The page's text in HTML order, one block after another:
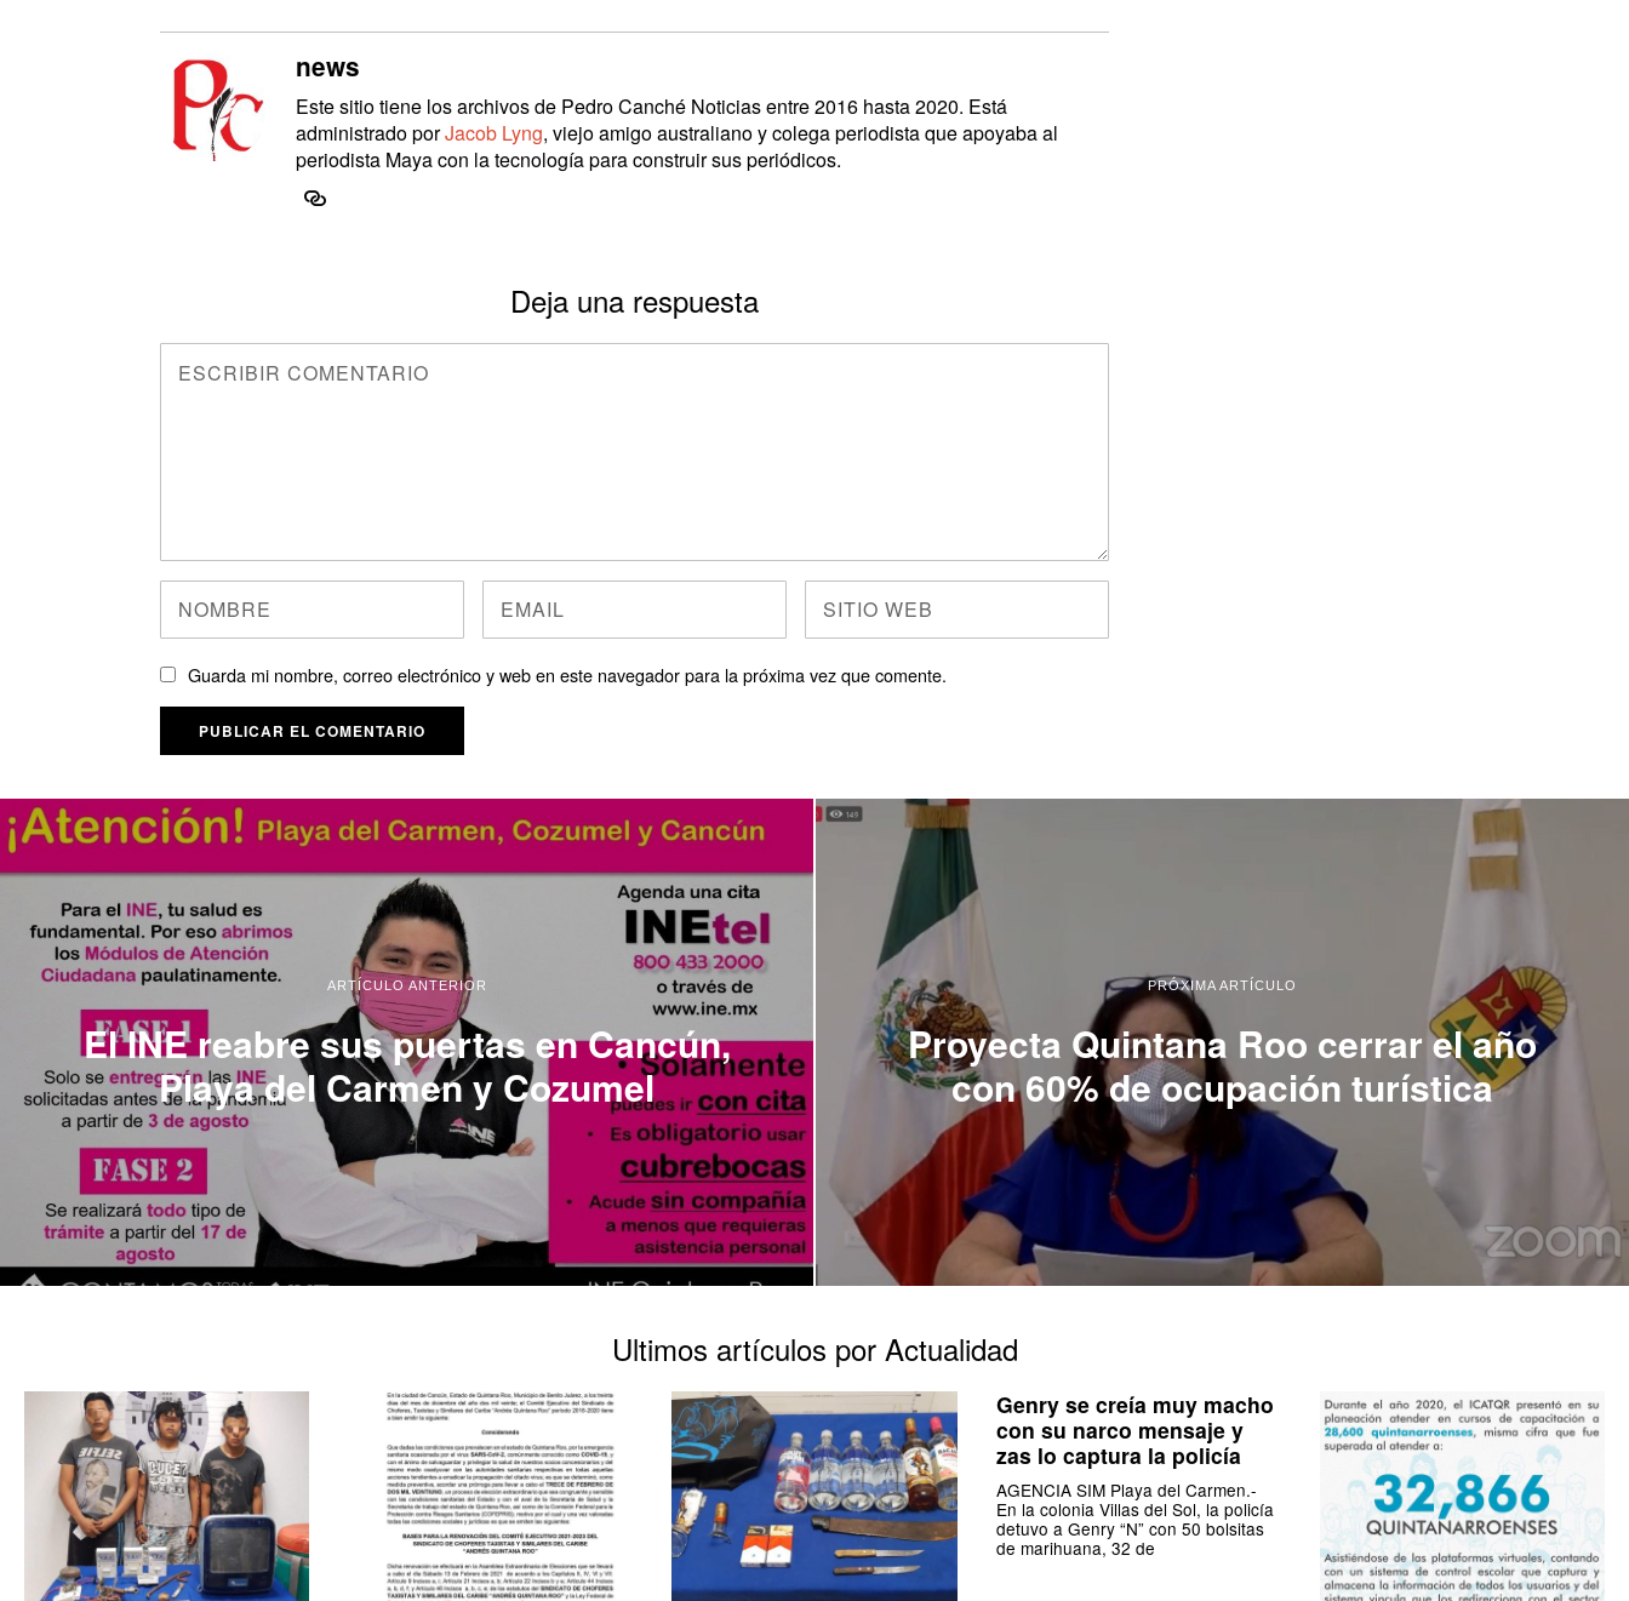
news
Este sitio tiene los archivos de Pedro Canché Noticias entre 2016 hasta 2020. Está
administrado porJacob Lyng, viejo amigo australiano y colega periodista que apoyaba al
periodista Maya con la tecnología para construir sus periódicos.
Deja una respuesta
Guarda mi nombre, correo electrónico y web en este navegador para la próxima vez que comente.
ARTÍCULO ANTERIOR
El INE reabre sus puertas en Cancún,
Playa del Carmen y Cozumel
PRÓXIMA ARTÍCULO
Proyecta Quintana Roo cerrar el año
con 60% de ocupación turística
Ultimos artículos por Actualidad
Genry se creía muy macho
con su narco mensaje y
zas lo captura la policía
AGENCIA SIM Playa del Carmen.-
En la colonia Villas del Sol, la policía
detuvo a Genry “N” con 50 bolsitas
de marihuana, 32 de